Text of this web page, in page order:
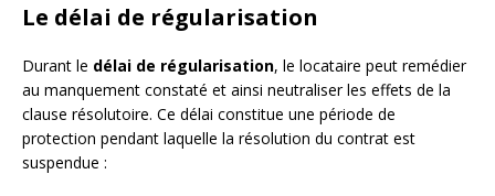
Le délai de régularisation
Durant le délai de régularisation, le locataire peut remédier
au manquement constaté et ainsi neutraliser les effets de la
clause résolutoire. Ce délai constitue une période de
protection pendant laquelle la résolution du contrat est
suspendue :